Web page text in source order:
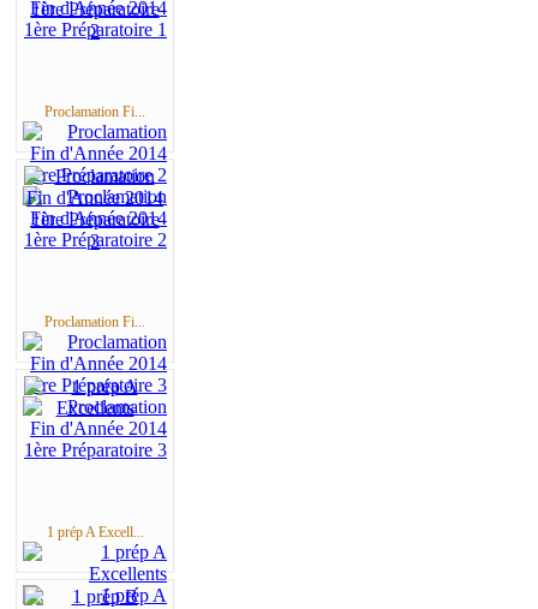
Proclamation Fi...
Proclamation Fi...
1 prép A Excell...